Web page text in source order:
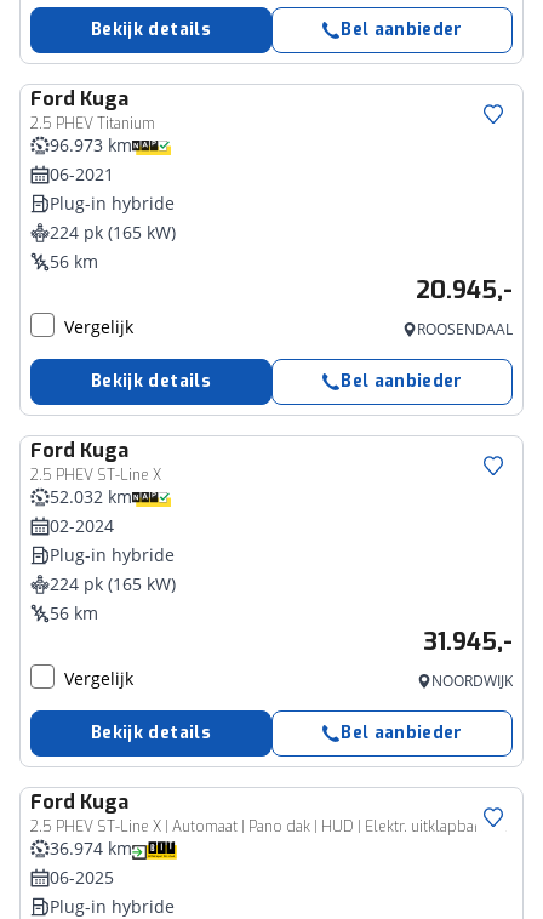
Bekijk details Bel aanbieder
Ford Kuga
2.5 PHEV Titanium
96.973 km
06-2021
Plug-in hybride
224 pk (165 kW)
56 km
20.945,-
Vergelijk ROOSENDAAL
Bekijk details Bel aanbieder
Ford Kuga
2.5 PHEV ST-Line X
52.032 km
02-2024
Plug-in hybride
224 pk (165 kW)
56 km
31.945,-
Vergelijk NOORDWIJK
Bekijk details Bel aanbieder
Ford Kuga
2.5 PHEV ST-Line X | Automaat | Pano dak | HUD | Elektr. uitklapbare trekhaak | Adapt. Cruise control | BLIS | Parkeersensoren voor en achter | 360 graden camera | Elektr. achterklep | B&O audio | Navigatie | Apple carplay & Android auto | Fabrieksgarantie |
36.974 km
06-2025
Plug-in hybride